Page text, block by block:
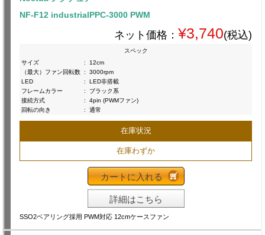
NF-F12 industrialPPC-3000 PWM
ネット価格： ¥3,740(税込)
スペック
サイズ
:
12cm
（最大）ファン回転数 :
3000rpm
LED
:
LED非搭載
フレームカラー
:
ブラック系
接続方式
:
4pin (PWMファン)
回転の向き
: 通常
在庫状況
在庫わずか
カートに入れる
詳細はこちら
SSO2ベアリング採用 PWM対応 12cmケースファン